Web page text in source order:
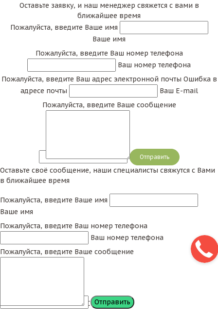
Оставьте заявку, и наш менеджер свяжется с вами в
ближайшее время
Пожалуйста, введите Ваше имя
Ваше имя
Пожалуйста, введите Ваш номер телефона
Ваш номер телефона
Пожалуйста, введите Ваш адрес электронной почты Ошибка в
адресе почты
Ваш E-mail
Пожалуйста, введите Ваше сообщение
Сообщение
Оставьте своё сообщение, наши специалисты свяжутся с Вами
в ближайшее время
Пожалуйста, введите Ваше имя
Ваше имя
Пожалуйста, введите Ваш номер телефона
Ваш номер телефона
Пожалуйста, введите Ваше сообщение
Сообщение